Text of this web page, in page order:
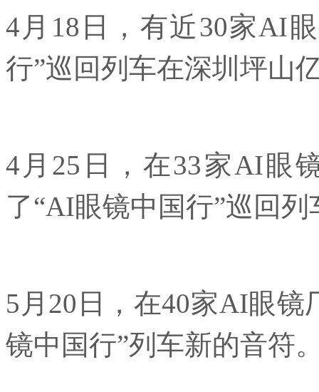
4月18日，有近30家AI
行”巡回列车在深圳坪山
4月25日，在33家AI眼
了“AI眼镜中国行”巡回
5月20日，在40家AI眼
镜中国行”列车新的音符